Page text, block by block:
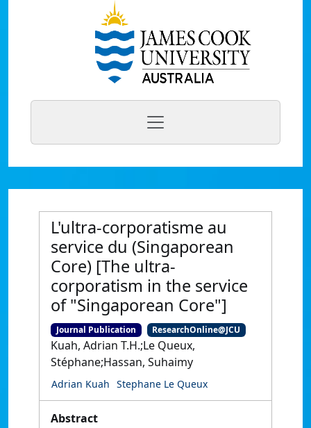
L'ultra-corporatisme au
service du (Singaporean
Core) [The ultra-
corporatism in the service
of "Singaporean Core"]
Journal Publication ResearchOnline@JCU
Kuah, Adrian T.H.;Le Queux,
Stéphane;Hassan, Suhaimy
Adrian Kuah Stephane Le Queux
Abstract